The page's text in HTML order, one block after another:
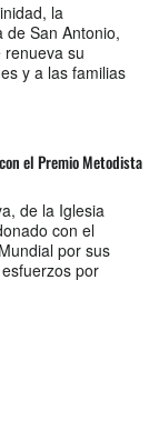
la
San Antonio,
renueva su
y a las familias
el Premio Metodista
de la Iglesia
con el
por sus
por